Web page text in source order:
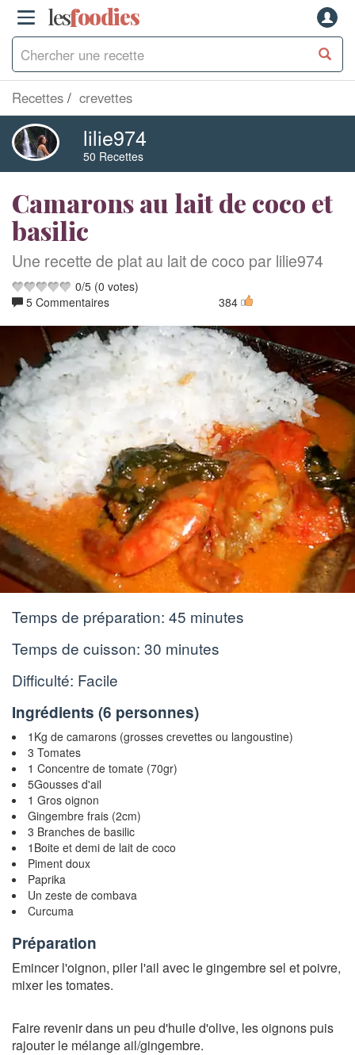
lesfoodies
Recettes crevettes
lilie974
50 Recettes
Camarons au lait de coco et
basilic
Une recette de plat au lait de coco par lilie974
0/5 (0 votes)
5 Commentaires
384
Temps de préparation: 45 minutes
Temps de cuisson: 30 minutes
Difficulté: Facile
Ingrédients (6 personnes)
1Kg de camarons (grosses crevettes ou langoustine)
3 Tomates
1 Concentre de tomate (70gr)
5Gousses d'ail
1 Gros oignon
Gingembre frais (2cm)
3 Branches de basilic
1Boite et demi de lait de coco
Piment doux
Paprika
Un zeste de combava
Curcuma
Préparation
Emincer l'oignon, piler l'ail avec le gingembre sel et poivre,
mixer les tomates.
Faire revenir dans un peu d'huile d'olive, les oignons puis
rajouter le mélange ail/gingembre.